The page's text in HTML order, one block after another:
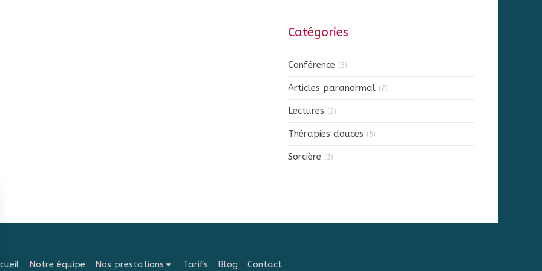
Catégories
Conférence (3)
Articles paranormal (7)
Lectures (2)
Thérapies douces (5)
Sorcière (3)
Notre équipe Nos prestations Tarifs Blog Contact